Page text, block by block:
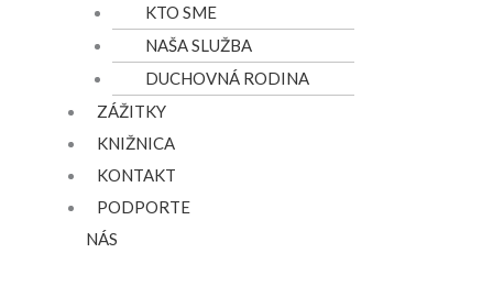
KTO SME
NAŠA SLUŽBA
DUCHOVNÁ RODINA
ZÁŽITKY
KNIŽNICA
KONTAKT
PODPORTE
NÁS